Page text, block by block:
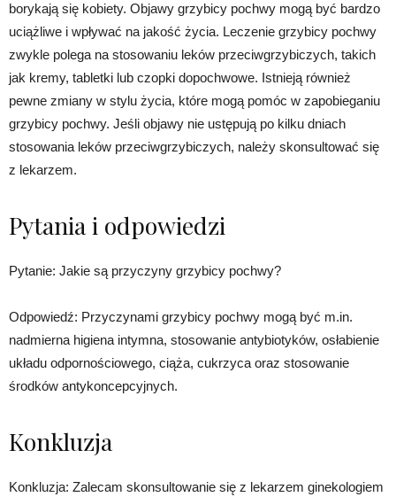
borykają się kobiety. Objawy grzybicy pochwy mogą być bardzo
uciążliwe i wpływać na jakość życia. Leczenie grzybicy pochwy
zwykle polega na stosowaniu leków przeciwgrzybiczych, takich
jak kremy, tabletki lub czopki dopochwowe. Istnieją również
pewne zmiany w stylu życia, które mogą pomóc w zapobieganiu
grzybicy pochwy. Jeśli objawy nie ustępują po kilku dniach
stosowania leków przeciwgrzybiczych, należy skonsultować się
z lekarzem.
Pytania i odpowiedzi
Pytanie: Jakie są przyczyny grzybicy pochwy?
Odpowiedź: Przyczynami grzybicy pochwy mogą być m.in.
nadmierna higiena intymna, stosowanie antybiotyków, osłabienie
układu odpornościowego, ciąża, cukrzyca oraz stosowanie
środków antykoncepcyjnych.
Konkluzja
Konkluzja: Zalecam skonsultowanie się z lekarzem ginekologiem